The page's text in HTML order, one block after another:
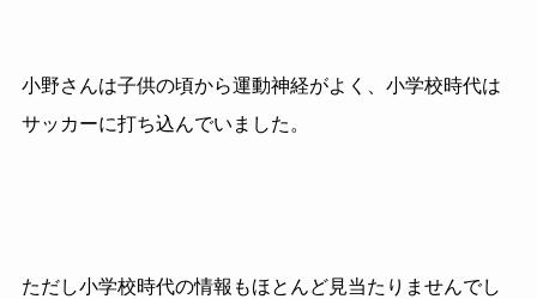
小野さんは子供の頃から運動神経がよく、小学校時代は
サッカーに打ち込んでいました。
ただし小学校時代の情報もほとんど見当たりませんでし